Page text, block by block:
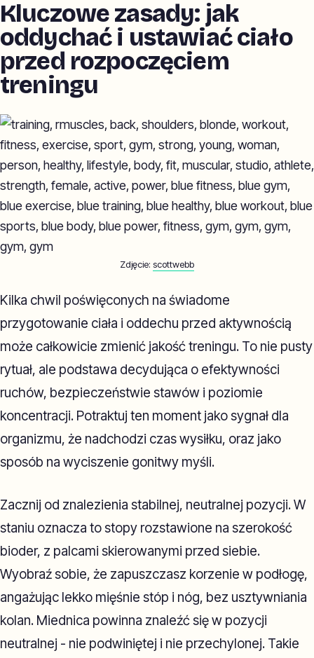
Kluczowe zasady: jak
oddychać i ustawiać ciało
przed rozpoczęciem
treningu
Zdjęcie: scottwebb
Kilka chwil poświęconych na świadome
przygotowanie ciała i oddechu przed aktywnością
może całkowicie zmienić jakość treningu. To nie pusty
rytuał, ale podstawa decydująca o efektywności
ruchów, bezpieczeństwie stawów i poziomie
koncentracji. Potraktuj ten moment jako sygnał dla
organizmu, że nadchodzi czas wysiłku, oraz jako
sposób na wyciszenie gonitwy myśli.
Zacznij od znalezienia stabilnej, neutralnej pozycji. W
staniu oznacza to stopy rozstawione na szerokość
bioder, z palcami skierowanymi przed siebie.
Wyobraź sobie, że zapuszczasz korzenie w podłogę,
angażując lekko mięśnie stóp i nóg, bez usztywniania
kolan. Miednica powinna znaleźć się w pozycji
neutralnej - nie podwiniętej i nie przechylonej. Takie